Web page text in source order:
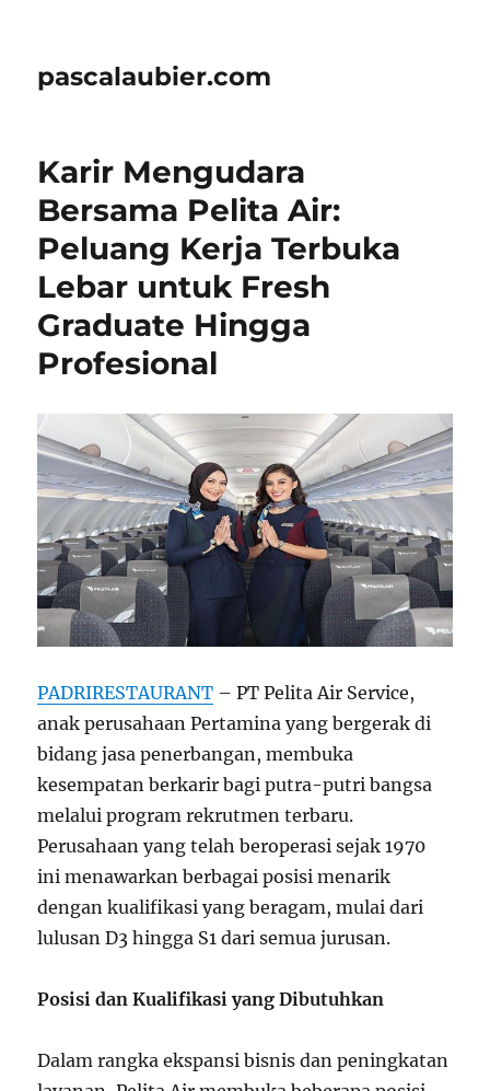
pascalaubier.com
Karir Mengudara
Bersama Pelita Air:
Peluang Kerja Terbuka
Lebar untuk Fresh
Graduate Hingga
Profesional
PADRIRESTAURANT – PT Pelita Air Service,
anak perusahaan Pertamina yang bergerak di
bidang jasa penerbangan, membuka
kesempatan berkarir bagi putra-putri bangsa
melalui program rekrutmen terbaru.
Perusahaan yang telah beroperasi sejak 1970
ini menawarkan berbagai posisi menarik
dengan kualifikasi yang beragam, mulai dari
lulusan D3 hingga S1 dari semua jurusan.
Posisi dan Kualifikasi yang Dibutuhkan
Dalam rangka ekspansi bisnis dan peningkatan